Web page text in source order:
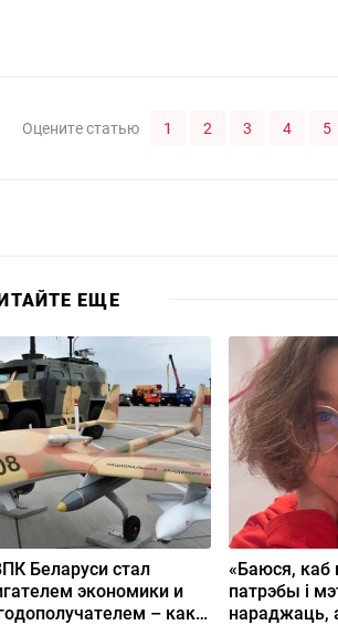
Оцените статью 1 2 3 4 5
ЕЩЕ
Беларуси стал
экономики и
– как
«Баюся, каб
патрэбы і
нараджаць,